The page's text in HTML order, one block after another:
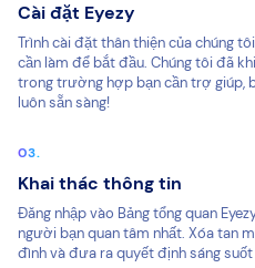
Cài đặt Eyezy
Trình cài đặt thân thiện của chúng
cần làm để bắt đầu. Chúng tôi đã
trong trường hợp bạn cần trợ giúp,
luôn sẵn sàng!
Khai thác thông tin
Đăng nhập vào Bảng tổng quan
người bạn quan tâm nhất. Xóa tan
đình và đưa ra quyết định sáng